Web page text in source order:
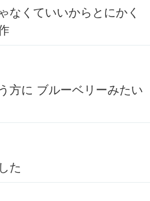
なくていいからとにかく
方に ブルーベリーみたい
た